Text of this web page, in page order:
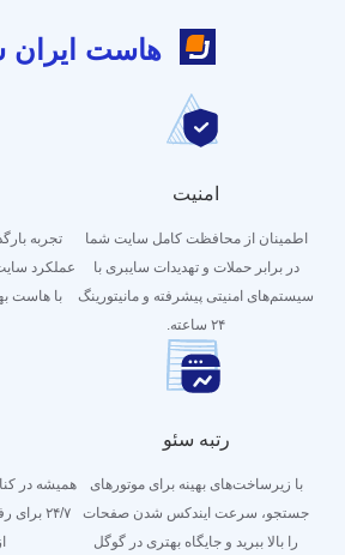
هاست ایران
امنیت
اطمینان از محافظت کامل سایت شما
در برابر حملات و تهدیدات سایبری با
سیستم‌های امنیتی پیشرفته و مانیتورینگ
۲۴ ساعته.
تجربه
عملکرد
با هاست
رتبه سئو
با زیرساخت‌های بهینه برای موتورهای
جستجو، سرعت ایندکس شدن صفحات
را بالا ببرید و جایگاه بهتری در گوگل
همیشه در
۲۴/۷